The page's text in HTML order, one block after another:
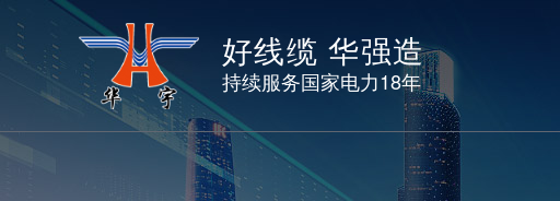
好线缆 华强造
持续服务国家电力18年